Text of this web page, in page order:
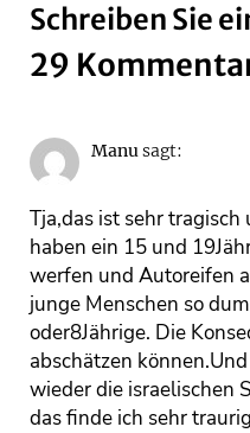
Schreiben Sie
29
Manusagt:
Tja,das ist sehr
haben ein 15 und
werfen und Autoreifen
junge Menschen so
oder8Jährige. Die
abschätzen
wieder die israelischen
das finde ich sehr